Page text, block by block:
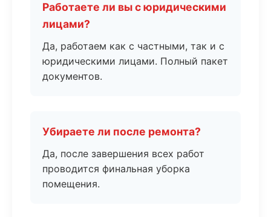
Работаете ли вы с юридическими
лицами?
Да, работаем как с частными, так и с
юридическими лицами. Полный пакет
документов.
Убираете ли после ремонта?
Да, после завершения всех работ
проводится финальная уборка
помещения.